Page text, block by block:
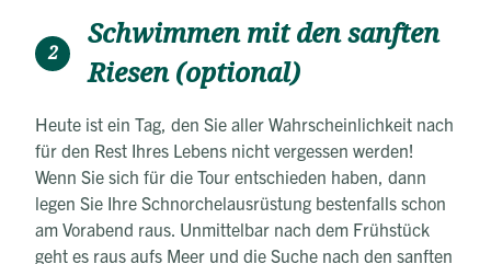
2
Schwimmen mit den sanften
Riesen (optional)
Heute ist ein Tag, den Sie aller Wahrscheinlichkeit nach
für den Rest Ihres Lebens nicht vergessen werden!
Wenn Sie sich für die Tour entschieden haben, dann
legen Sie Ihre Schnorchelausrüstung bestenfalls schon
am Vorabend raus. Unmittelbar nach dem Frühstück
geht es raus aufs Meer und die Suche nach den sanften